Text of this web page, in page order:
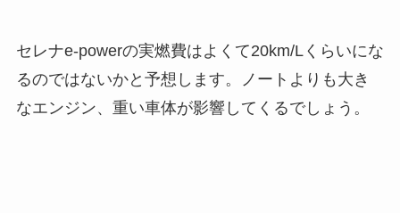
セレナe-powerの実燃費はよくて20km/Lくらいにな
るのではないかと予想します。ノートよりも大き
なエンジン、重い車体が影響してくるでしょう。